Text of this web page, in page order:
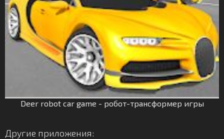
Deer robot car game - робот-трансформер игры
Другие приложения: